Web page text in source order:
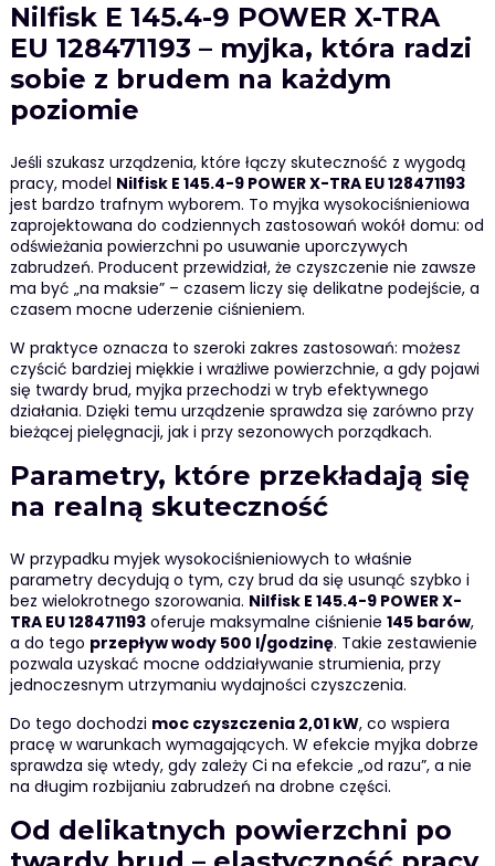
Nilfisk E 145.4-9 POWER X-TRA
EU 128471193 – myjka, która radzi
sobie z brudem na każdym
poziomie
Jeśli szukasz urządzenia, które łączy skuteczność z wygodą
pracy, model Nilfisk E 145.4-9 POWER X-TRA EU 128471193
jest bardzo trafnym wyborem. To myjka wysokociśnieniowa
zaprojektowana do codziennych zastosowań wokół domu: od
odświeżania powierzchni po usuwanie uporczywych
zabrudzeń. Producent przewidział, że czyszczenie nie zawsze
ma być „na maksie” – czasem liczy się delikatne podejście, a
czasem mocne uderzenie ciśnieniem.
W praktyce oznacza to szeroki zakres zastosowań: możesz
czyścić bardziej miękkie i wrażliwe powierzchnie, a gdy pojawi
się twardy brud, myjka przechodzi w tryb efektywnego
działania. Dzięki temu urządzenie sprawdza się zarówno przy
bieżącej pielęgnacji, jak i przy sezonowych porządkach.
Parametry, które przekładają się
na realną skuteczność
W przypadku myjek wysokociśnieniowych to właśnie
parametry decydują o tym, czy brud da się usunąć szybko i
bez wielokrotnego szorowania. Nilfisk E 145.4-9 POWER X-
TRA EU 128471193oferuje maksymalne ciśnienie 145 barów,
a do tego przepływ wody 500 l/godzinę. Takie zestawienie
pozwala uzyskać mocne oddziaływanie strumienia, przy
jednoczesnym utrzymaniu wydajności czyszczenia.
Do tego dochodzi moc czyszczenia 2,01 kW, co wspiera
pracę w warunkach wymagających. W efekcie myjka dobrze
sprawdza się wtedy, gdy zależy Ci na efekcie „od razu”, a nie
na długim rozbijaniu zabrudzeń na drobne części.
Od delikatnych powierzchni po